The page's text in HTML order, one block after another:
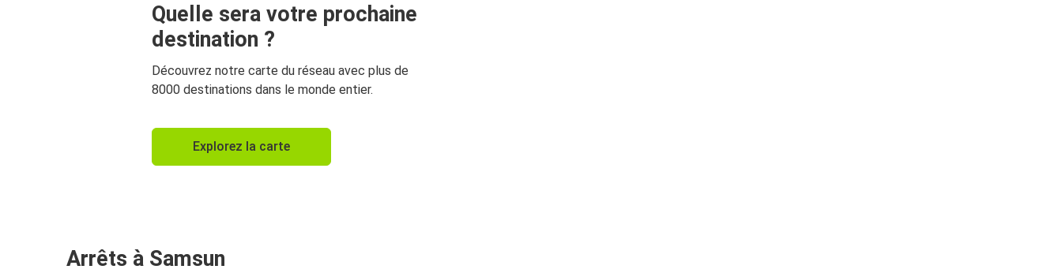
Göreme
Samsun
Quelle sera votre prochaine
destination ?
Découvrez notre carte du réseau avec plus de
8000 destinations dans le monde entier.
Explorez la carte
Arrêts à Samsun